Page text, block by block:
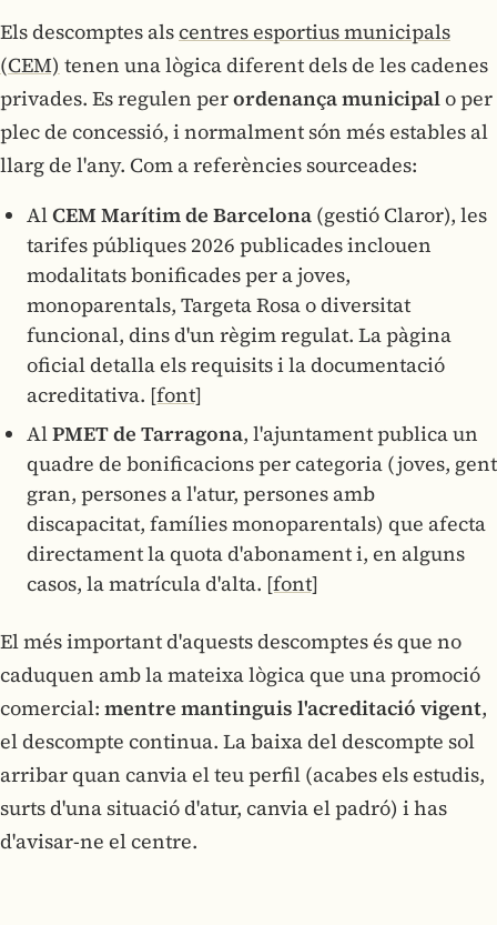
Els descomptes alscentres esportius municipals
(CEM) tenen una lògica diferent dels de les cadenes
privades. Es regulen perordenança municipalo per
plec de concessió, i normalment són més estables al
llarg de l'any. Com a referències sourceades:
AlCEM Marítim de Barcelona (gestió Claror), les
tarifes públiques 2026 publicades inclouen
modalitats bonificades per a joves,
monoparentals, Targeta Rosa o diversitat
funcional, dins d'un règim regulat. La pàgina
oficial detalla els requisits i la documentació
acreditativa. [font]
AlPMET de Tarragona, l'ajuntament publica un
quadre de bonificacions per categoria (joves, gent
gran, persones a l'atur, persones amb
discapacitat, famílies monoparentals) que afecta
directament la quota d'abonament i, en alguns
casos, la matrícula d'alta. [font]
El més important d'aquests descomptes és que no
caduquen amb la mateixa lògica que una promoció
comercial: mentre mantinguis l'acreditació vigent,
el descompte continua. La baixa del descompte sol
arribar quan canvia el teu perfil (acabes els estudis,
surts d'una situació d'atur, canvia el padró) i has
d'avisar-ne el centre.